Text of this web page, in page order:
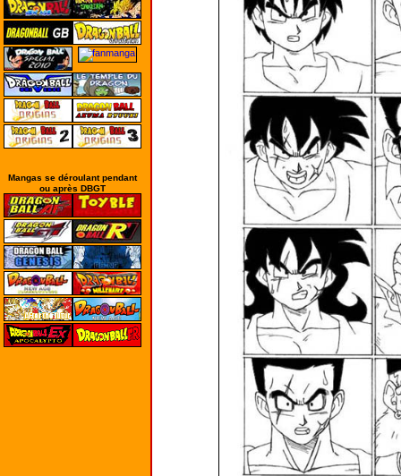
Mangas se déroulant pendant
ou après DBGT